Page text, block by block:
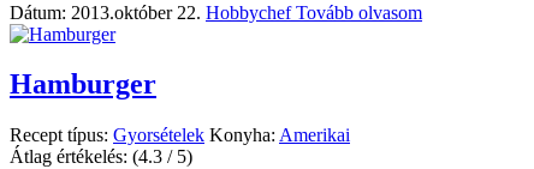
Dátum: 2013.október 22. HobbychefTovább olvasom
Hamburger
Recept típus: Gyorsételek Konyha: Amerikai
Átlag értékelés: (4.3 / 5)